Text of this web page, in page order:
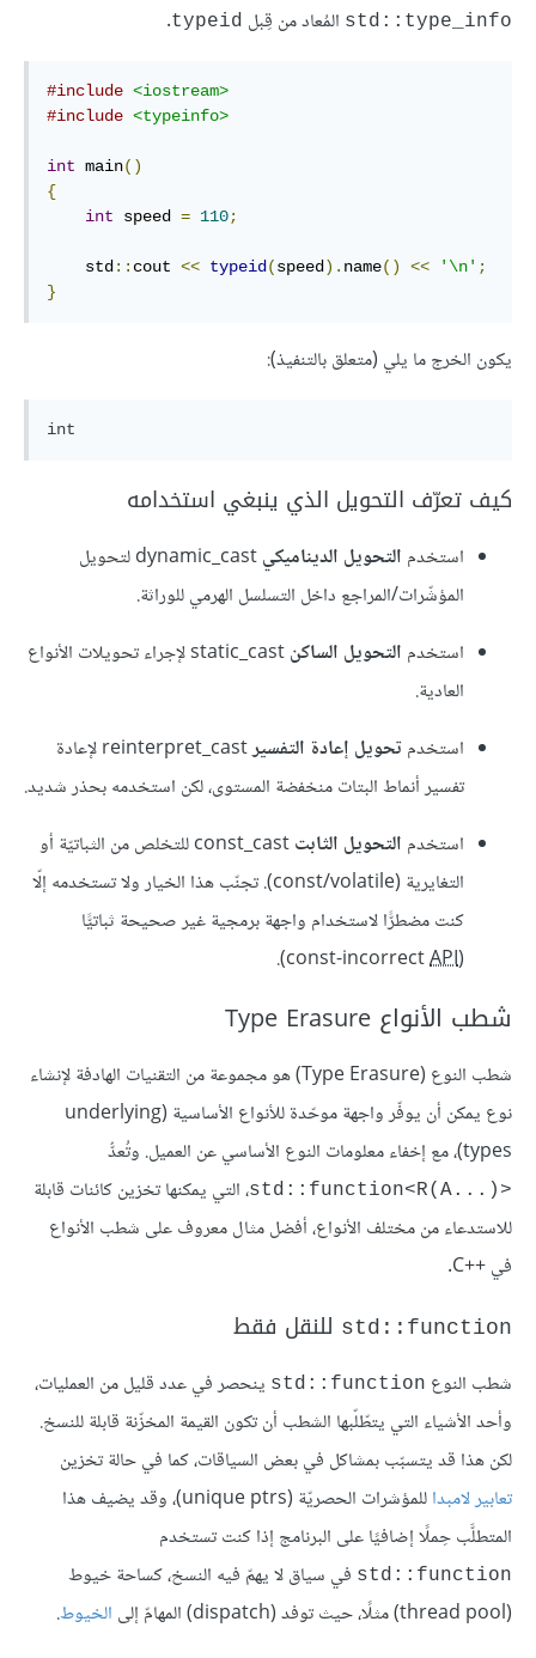
‎std::type_info‎ المُعاد من قِبل ‎typeid‎
.
#include <iostream>
#include <typeinfo>
int main()
{
int speed = 110;
    std
:: cout << typeid(speed). name() << '\n' ;
}
يكون الخرج ما يلي (متعلق بالتنفيذ):
كيف تعرّف التحويل الذي ينبغي استخدامه
استخدم التحويل الديناميكي
dynamic_cast لتحويل
المؤشّرات/المراجع داخل التسلسل الهرمي للوراثة.
استخدم التحويل الساكن
static_cast لإجراء تحويلات الأنواع
العادية.
استخدم تحويل إعادة التفسير
reinterpret_cast لإعادة
تفسير أنماط البتات منخفضة المستوى، لكن استخدمه بحذر شديد.
استخدم التحويل الثابت
const_cast للتخلص من الثباتيّة أو
التغايرية (const/volatile). تجنّب هذا الخيار ولا تستخدمه إلّا
كنت مضطرًّا لاستخدام واجهة برمجية غير صحيحة ثباتيًّا
(const-incorrect
API
).
شطب الأنواع Type Erasure
شطب النوع (Type Erasure) هو مجموعة من التقنيات الهادفة لإنشاء
نوع يمكن أن يوفّر واجهة موحّدة للأنواع الأساسية (underlying
types)، مع إخفاء معلومات النوع الأساسي عن العميل. وتُعدُّ
‎std::function<R(A...)>‎، التي يمكنها تخزين كائنات قابلة
للاستدعاء من مختلف الأنواع، أفضل مثال معروف على شطب الأنواع
في C++‎.
std::function للنقل فقط
شطب النوع std::function ينحصر في عدد قليل من العمليات،
وأحد الأشياء التي يتطّلّبها الشطب أن تكون القيمة المخزّنة قابلة للنسخ.
لكن هذا قد يتسبّب بمشاكل في بعض السياقات، كما في حالة تخزين
تعابير لامبدا
للمؤشرات الحصريّة (unique ptrs)، وقد يضيف هذا
المتطلَّب حِملًا إضافيًا على البرنامج إذا كنت تستخدم
‎std::function‎ في سياق لا يهمّ فيه النسخ، كساحة خيوط
(thread pool) مثلًا، حيث توفد (dispatch) المهامّ إلى
الخيوط.